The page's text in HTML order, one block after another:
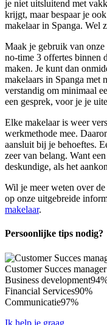
je niet uitsluitend met
krijgt, maar bespaar je
makelaar in Spanga. Wel
Maak je gebruik van
no-time 3 offertes binnen
maken. Je kunt dan
makelaars in Spanga met
verstandig om minimaal
een gesprek, voor je je
Elke makelaar is weer
werkmethode mee.
aansluit bij je behoeftes.
zeer van belang. Want
deskundige, als het
Wil je meer weten over
op onze uitgebreide
makelaar.
Persoonlijke tips nodig?
Customer Succes
Business development
Financial Services90%
Communicatie97%
Ik help je graag